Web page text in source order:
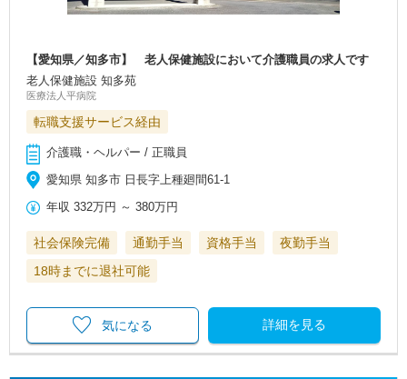
【愛知県／知多市】 老人保健施設において介護職員の求人です
老人保健施設 知多苑
医療法人平病院
転職支援サービス経由
介護職・ヘルパー / 正職員
愛知県 知多市 日長字上種廻間61-1
年収 332万円 ～380万円
社会保険完備 通勤手当 資格手当
夜勤手当
18時までに退社可能
詳細を見る
気になる